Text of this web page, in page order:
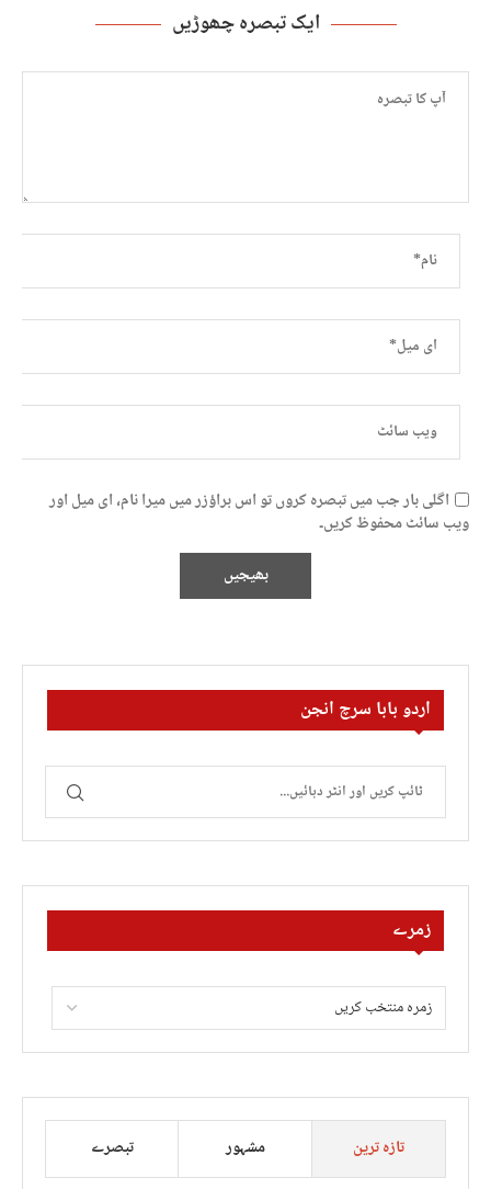
ایک تبصرہ چھوڑیں
اگلی بار جب میں تبصرہ کروں تو اس براؤزر میں میرا نام، ای میل اور
ویب سائٹ محفوظ کریں۔
اردو بابا سرچ انجن
زمرے
تازہ ترین مشہور تبصرے